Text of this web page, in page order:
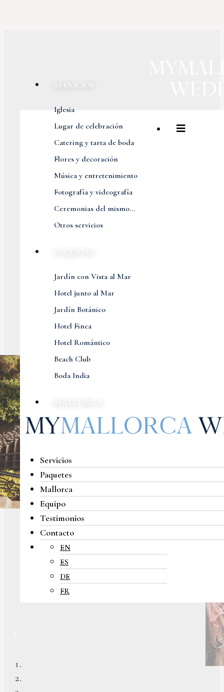
SERVICIOS
Iglesia
Lugar de celebración
Catering y tarta de boda
Flores y decoración
Música y entretenimiento
Fotografía y videografía
Ceremonias del mismo...
Otros servicios
Jardín con Vista al Mar
Hotel junto al Mar
Jardín Botánico
Hotel Finca
Hotel Romántico
Beach Club
Boda India
Servicios
Paquetes
Mallorca
Equipo
Testimonios
Contacto
EN
ES
DE
FR